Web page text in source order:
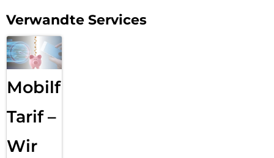
Verwandte Services
Mobilfunk
Tarif –
Wir